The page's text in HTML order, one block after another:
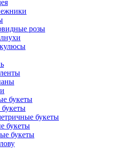
розы
букеты
букеты
букеты
букеты